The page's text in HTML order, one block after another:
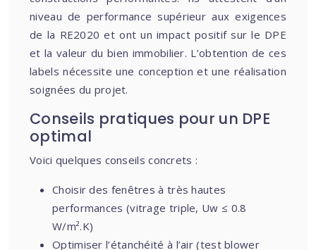
niveau de performance supérieur aux exigences
de la RE2020 et ont un impact positif sur le DPE
et la valeur du bien immobilier. L’obtention de ces
labels nécessite une conception et une réalisation
soignées du projet.
Conseils pratiques pour un DPE
optimal
Voici quelques conseils concrets :
Choisir des fenêtres à très hautes
performances (vitrage triple, Uw ≤ 0.8
W/m².K)
Optimiser l’étanchéité à l’air (test blower